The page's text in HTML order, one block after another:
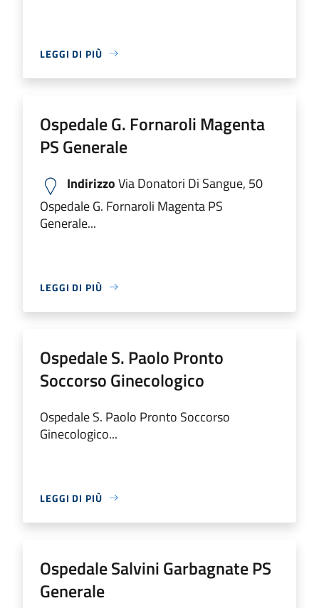
LEGGI DI PIÙ
Ospedale G. Fornaroli Magenta
PS Generale
IndirizzoVia Donatori Di Sangue, 50
Ospedale G. Fornaroli Magenta PS
Generale...
LEGGI DI PIÙ
Ospedale S. Paolo Pronto
Soccorso Ginecologico
Ospedale S. Paolo Pronto Soccorso
Ginecologico...
LEGGI DI PIÙ
Ospedale Salvini Garbagnate PS
Generale